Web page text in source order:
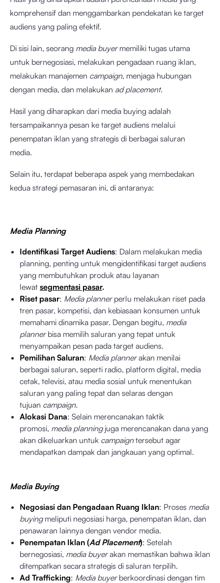
komprehensif dan menggambarkan pendekatan ke target
audiens yang paling efektif.
Di sisi lain, seorang media buyermemiliki tugas utama
untuk bernegosiasi, melakukan pengadaan ruang iklan,
melakukan manajemen campaign, menjaga hubungan
dengan media, dan melakukan ad placement.
Hasil yang diharapkan dari media buying adalah
tersampaikannya pesan ke target audiens melalui
penempatan iklan yang strategis di berbagai saluran
media.
Selain itu, terdapat beberapa aspek yang membedakan
kedua strategi pemasaran ini, di antaranya:
Media Planning
Identifikasi Target Audiens: Dalam melakukan media
planning, penting untuk mengidentifikasi target audiens
yang membutuhkan produk atau layanan
lewat segmentasi pasar.
Riset pasar: Media plannerperlu melakukan riset pada
tren pasar, kompetisi, dan kebiasaan konsumen untuk
memahami dinamika pasar. Dengan begitu, media
plannerbisa memilih saluran yang tepat untuk
menyampaikan pesan pada target audiens.
Pemilihan Saluran: Media plannerakan menilai
berbagai saluran, seperti radio, platform digital, media
cetak, televisi, atau media sosial untuk menentukan
saluran yang paling tepat dan selaras dengan
tujuan campaign.
Alokasi Dana: Selain merencanakan taktik
promosi, media planningjuga merencanakan dana yang
akan dikeluarkan untuk campaigntersebut agar
mendapatkan dampak dan jangkauan yang optimal.
Media Buying
Negosiasi dan Pengadaan Ruang Iklan: Proses media
buying meliputi negosiasi harga, penempatan iklan, dan
penawaran lainnya dengan vendor media.
Penempatan Iklan (Ad Placement): Setelah
bernegosiasi, media buyerakan memastikan bahwa iklan
ditempatkan secara strategis di saluran terpilih.
Ad Trafficking: Media buyerberkoordinasi dengan tim